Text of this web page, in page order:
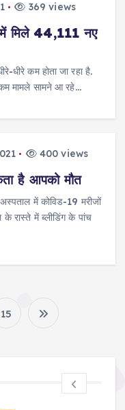
369 views
मिले 44,111 नए
धीरे कम होता जा रहा है.
मामले सामने आ रहे…
400 views
है आपको मौत
में कोविड-19 मरीजों
के रास्ते में ब्लीडिंग के पांच
15